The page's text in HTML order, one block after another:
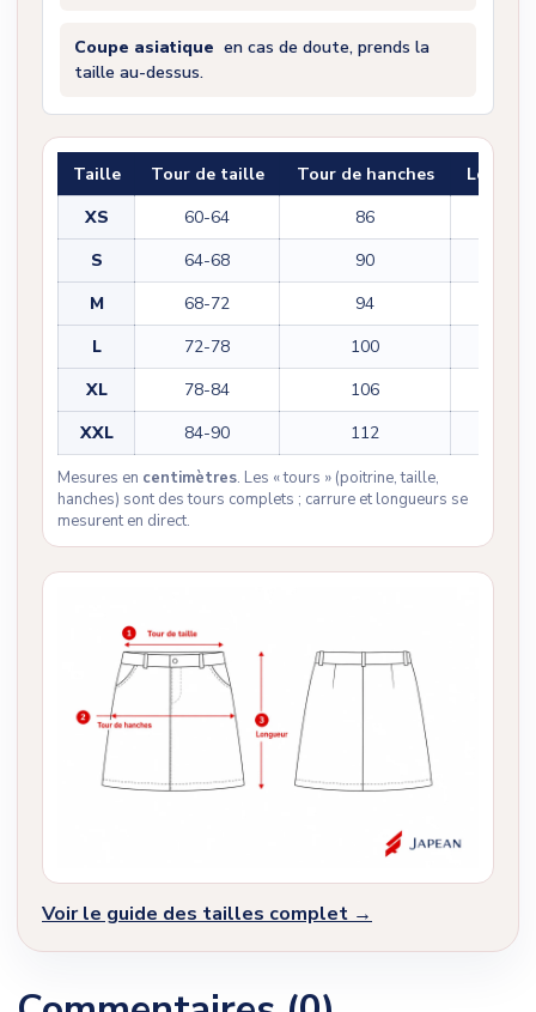
Coupe asiatique en cas de doute, prends la
taille au-dessus.
Taille Tour de taille Tour de hanches
XS
60-64 86
S
64-68 90
M
68-72 94
L
72-78 100
XL
78-84 106
XXL
84-90 112
Mesures en centimètres. Les « tours » (poitrine, taille,
hanches) sont des tours complets ; carrure et longueurs se
mesurent en direct.
Voir le guide des tailles complet →